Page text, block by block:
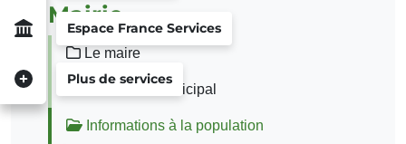
Espace France Services
Plus de services
Mairie
Le maire
Le conseil municipal
Informations à la population